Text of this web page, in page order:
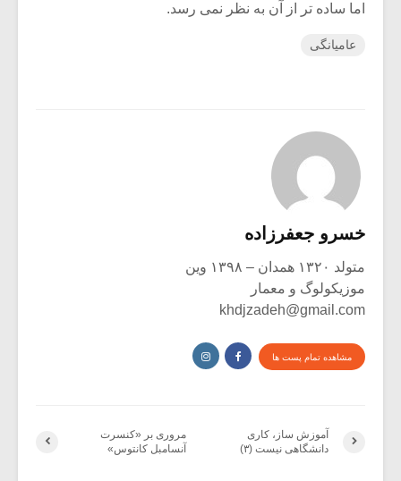
اما ساده تر از آن به نظر نمی رسد.
عامیانگی
خسرو جعفرزاده
متولد ۱۳۲۰ همدان – ۱۳۹۸ وین
موزیکولوگ و معمار
khdjzadeh@gmail.com
مشاهده تمام پست ها
مروری بر «کنسرت
آنسامبل کانتوس»
آموزش ساز، کاری
دانشگاهی نیست (۳)